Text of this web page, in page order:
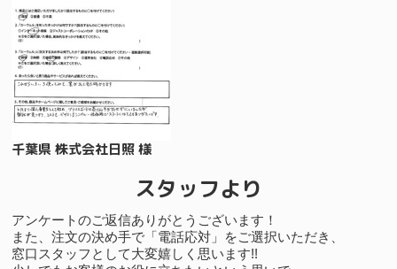
千葉県 株式会社日照 様
スタッフより
アンケートのご返信ありがとうございます！
また、注文の決め手で「電話応対」をご選択いただき、
窓口スタッフとして大変嬉しく思います!!